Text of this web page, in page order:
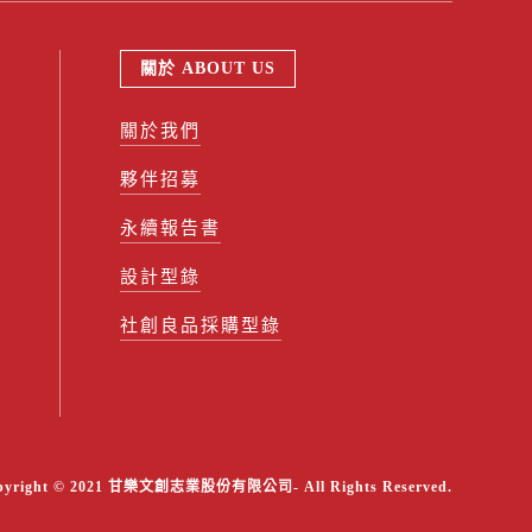
關於 ABOUT US
關於我們
夥伴招募
永續報告書
設計型錄
社創良品採購型錄
© 2021 甘樂文創志業股份有限公司- All Rights Reserved.